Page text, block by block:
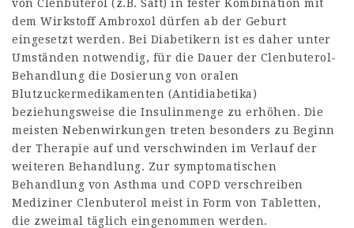
von Clenbuterol (z.B. Saft) in fester Kombination mit
dem Wirkstoff Ambroxol dürfen ab der Geburt
eingesetzt werden. Bei Diabetikern ist es daher unter
Umständen notwendig, für die Dauer der Clenbuterol-
Behandlung die Dosierung von oralen
Blutzuckermedikamenten (Antidiabetika)
beziehungsweise die Insulinmenge zu erhöhen. Die
meisten Nebenwirkungen treten besonders zu Beginn
der Therapie auf und verschwinden im Verlauf der
weiteren Behandlung. Zur symptomatischen
Behandlung von Asthma und COPD verschreiben
Mediziner Clenbuterol meist in Form von Tabletten,
die zweimal täglich eingenommen werden.